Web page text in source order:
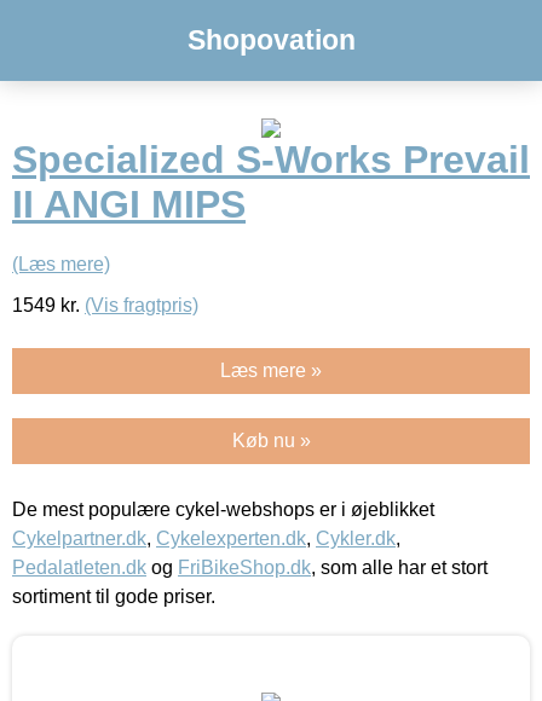
Shopovation
Specialized S-Works Prevail
II ANGI MIPS
(Læs mere)
1549 kr. (Vis fragtpris)
Læs mere »
Køb nu »
De mest populære cykel-webshops er i øjeblikket
Cykelpartner.dk, Cykelexperten.dk, Cykler.dk,
Pedalatleten.dk og FriBikeShop.dk, som alle har et stort
sortiment til gode priser.